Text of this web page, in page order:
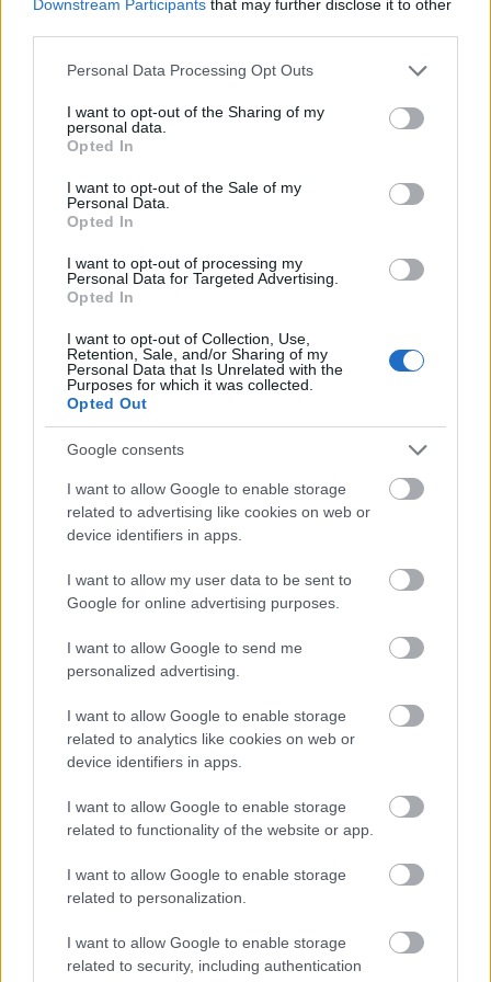
Downstream Participants that may further disclose it to other
Please note that this website/app uses one or more Google
not limited to your visit or usage behaviour. You may click to
grant or deny consent to Google and its third-party tags to
use your data for below specified purposes in below Google
consent section.
Personal Data Processing Opt Outs
I want to opt-out of the Sharing of my
personal data.
Opted In
I want to opt-out of the Sale of my
Personal Data.
Opted In
I want to opt-out of processing my
Personal Data for Targeted Advertising.
Opted In
I want to opt-out of Collection, Use,
Retention, Sale, and/or Sharing of my
Personal Data that Is Unrelated with the
Purposes for which it was collected.
Opted Out
Google consents
I want to allow Google to enable storage
related to advertising like cookies on web or
device identifiers in apps.
I want to allow my user data to be sent to
Google for online advertising purposes.
I want to allow Google to send me
personalized advertising.
I want to allow Google to enable storage
related to analytics like cookies on web or
device identifiers in apps.
I want to allow Google to enable storage
related to functionality of the website or app.
I want to allow Google to enable storage
related to personalization.
I want to allow Google to enable storage
related to security, including authentication
Ilyenkor az örömtüzekkel ünneplik a fényt, elűzik a
sötétséget. A gonosz elűzésére a tűzbe sok helyen
gyógyfüveket, gyümölcsöt dobnak. Magyar
Madárriasztás humánusan
kkm.furdancs•2019. június 19.
Harkályok és fakopácsok kártételéről olvashattak
legutóbb, melyek kikezdik a hőszigetelést. Orbán
Zoltán "Madárbarátok nagykönyve" című kötetéből
merítünk néhány ötletet, hogy távol tartsuk őket.
Rémzsinór, ragadozó madarak sziluettje vagy fotója